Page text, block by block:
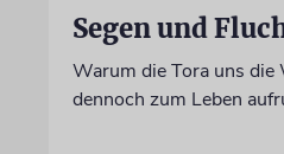
Segen und
Warum die Tora uns die
dennoch zum Leben